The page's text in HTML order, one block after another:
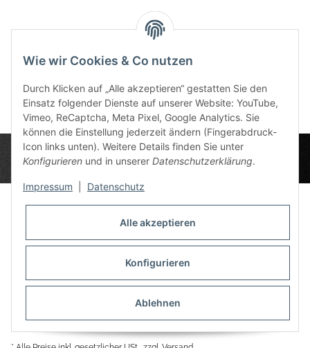
Datenschutz-Einstellungen
Wie wir Cookies & Co nutzen
Durch Klicken auf „Alle akzeptieren“ gestatten Sie den
Einsatz folgender Dienste auf unserer Website: YouTube,
Vimeo, ReCaptcha, Meta Pixel, Google Analytics. Sie
können die Einstellung jederzeit ändern (Fingerabdruck-
Icon links unten). Weitere Details finden Sie unter
Konfigurieren und in unserer Datenschutzerklärung.
Impressum Datenschutz
Alle akzeptieren
Konfigurieren
Ablehnen